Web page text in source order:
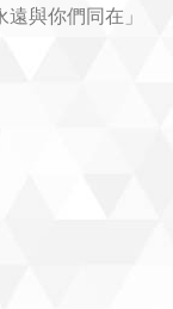
與你們同在」